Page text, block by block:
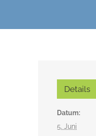
Details
Datum:
5. Juni